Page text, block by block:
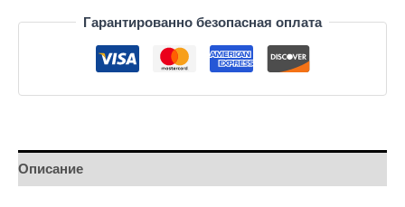
Гарантированно безопасная оплата
Описание